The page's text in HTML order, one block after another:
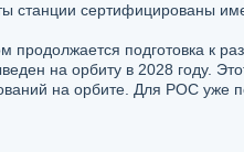
станции сертифицированы
продолжается подготовка к
на орбиту в 2028 году.
на орбите. Для РОС уже